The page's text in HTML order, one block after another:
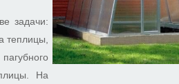
задачи:
теплицы,
На